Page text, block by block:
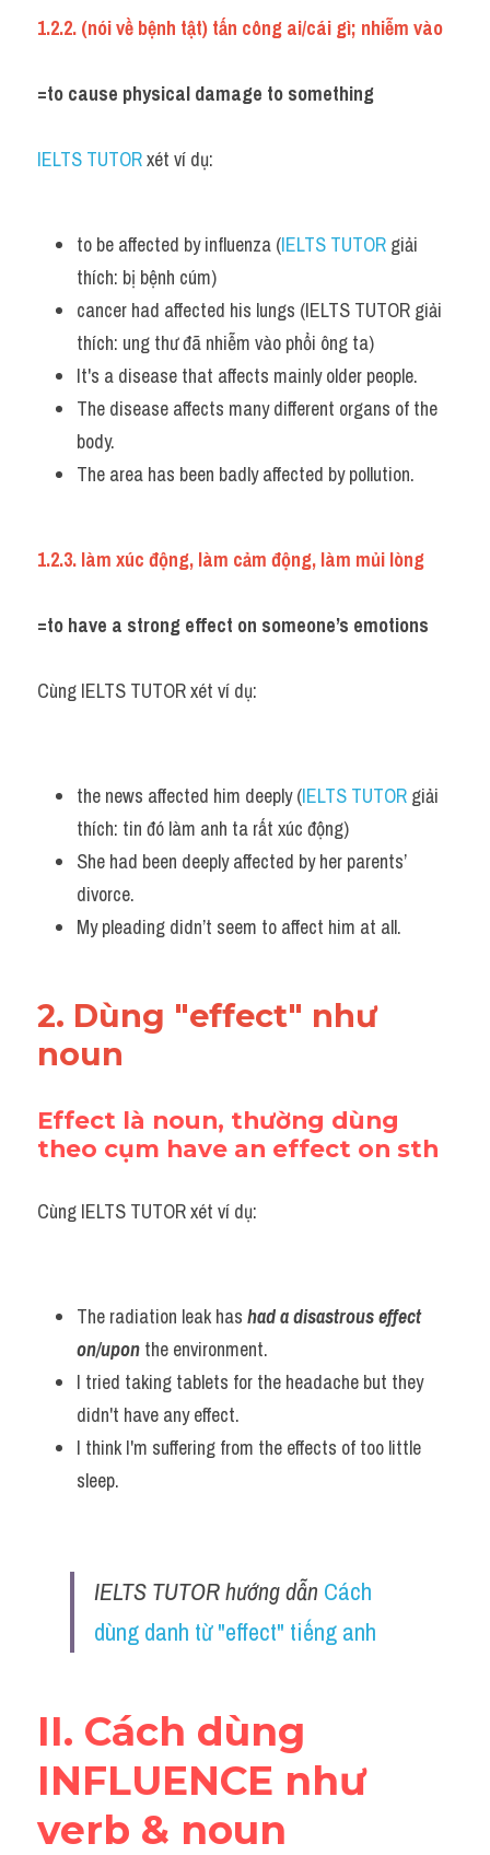
1.2.2. (nói về bệnh tật) tấn công ai/cái gì; nhiễm vào
=to cause physical damage to something
IELTS TUTOR xét ví dụ:
to be affected by influenza (IELTS TUTOR giải
thích: bị bệnh cúm)
cancer had affected his lungs (IELTS TUTOR giải
thích: ung thư đã nhiễm vào phổi ông ta)
It's a disease that affects mainly older people.
The disease affects many different organs of the
body.
The area has been badly affected by pollution.
1.2.3. làm xúc động, làm cảm động, làm mủi lòng
=to have a strong effect on someone’s emotions
Cùng IELTS TUTOR xét ví dụ:
the news affected him deeply (IELTS TUTOR giải
thích: tin đó làm anh ta rất xúc động)
She had been deeply affected by her parents’
divorce.
My pleading didn’t seem to affect him at all.
2. Dùng "effect" như
noun
Effect là noun, thường dùng
theo cụm have an effect on sth
Cùng IELTS TUTOR xét ví dụ:
The radiation leak has had a disastrous effect
on/upon the environment.
I tried taking tablets for the headache but they
didn't have any effect.
I think I'm suffering from the effects of too little
sleep.
IELTS TUTOR hướng dẫn Cách
dùng danh từ "effect" tiếng anh
II. Cách dùng
INFLUENCE như
verb & noun